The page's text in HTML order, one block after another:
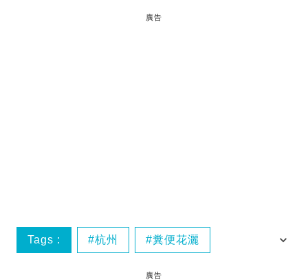
廣告
Tags : 杭州 糞便花灑
廣告